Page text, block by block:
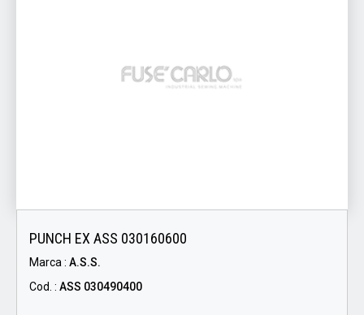
PUNCH EX ASS 030160600
Marca : A.S.S.
Cod. : ASS 030490400